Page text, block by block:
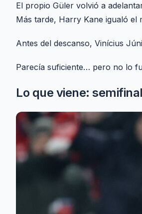
El propio Güler volvió a
Más tarde, Harry Kane igualó
Antes del descanso, Vinícius
Parecía suficiente… pero no lo
Lo que viene: